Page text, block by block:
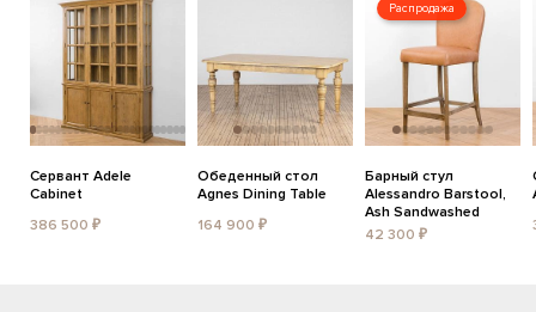
Сервант Adele
Cabinet
386 500 ₽
Обеденный стол
Agnes Dining Table
164 900 ₽
Распродажа
Барный стул
Alessandro Barstool,
Ash Sandwashed
42 300 ₽